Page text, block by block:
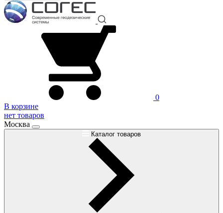
0
В корзине
нет товаров
Москва
Каталог товаров